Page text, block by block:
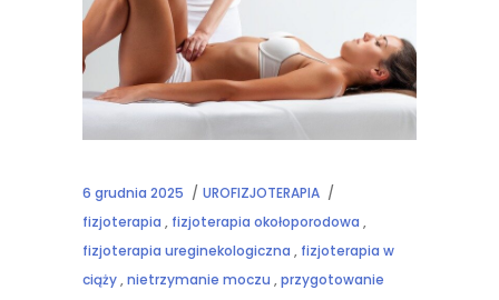
6 grudnia 2025
UROFIZJOTERAPIA
fizjoterapia , fizjoterapia okołoporodowa ,
fizjoterapia ureginekologiczna , fizjoterapia w
ciąży,nietrzymanie moczu ,przygotowanie